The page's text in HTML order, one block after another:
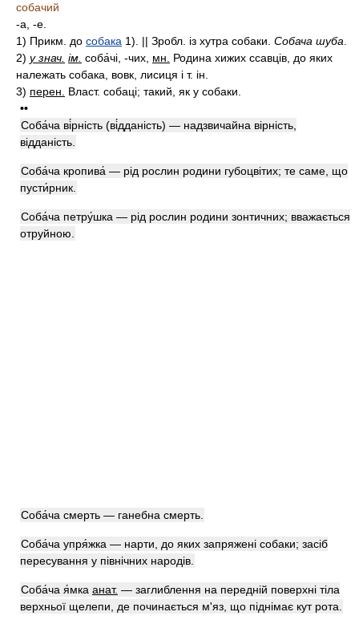
собачий
-а, -е.
1) Прикм. до собака 1). || Зробл. із хутра собаки. Собача шуба
2) у знач. ім. соба́чі, -чих, мн.
Родина хижих ссавців, до яких
належать собака, вовк, лисиця і т. ін.
3) перен. Власт. собаці; такий, як у собаки.
••
Соба́ча ві́рність (ві́дданість) — надзвичайна вірність,
відданість.
Соба́ча кропива́ — рід рослин родини губоцвітих; те саме, що
пусти́рник.
Соба́ча петру́шка — рід рослин родини зонтичних; вважається
отруйною.
Соба́ча смерть — ганебна смерть.
Соба́ча упря́жка — нарти, до яких запряжені собаки; засіб
пересування у північних народів.
Соба́ча я́мка анат. — заглиблення на передній поверхні тіла
верхньої щелепи, де починається м'яз, що піднімає кут рота.